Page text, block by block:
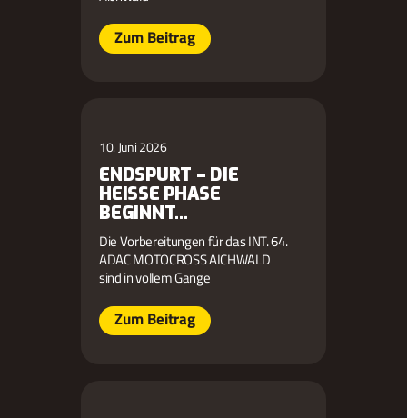
Zum Beitrag
10. Juni 2026
ENDSPURT – DIE
HEISSE PHASE B
EGINNT…
Die Vorbereitungen für das INT. 64.
ADAC MOTOCROSS AICHWALD
sind in vollem Gange
Zum Beitrag